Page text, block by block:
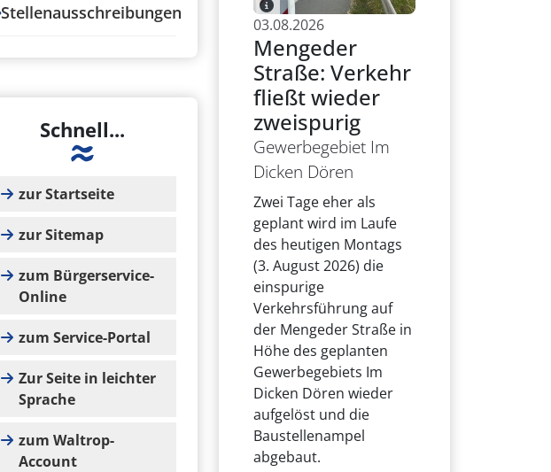
Stellenausschreibungen
Schnell...
zur Startseite
zur Sitemap
zum Bürgerservice-
Online
zum Service-Portal
Zur Seite in leichter
Sprache
zum Waltrop-
Account
03.08.2026
Mengeder
Straße: Verkehr
fließt wieder
zweispurig
Gewerbegebiet Im
Dicken Dören
Zwei Tage eher als
geplant wird im Laufe
des heutigen Montags
(3. August 2026) die
einspurige
Verkehrsführung auf
der Mengeder Straße in
Höhe des geplanten
Gewerbegebiets Im
Dicken Dören wieder
aufgelöst und die
Baustellenampel
abgebaut.